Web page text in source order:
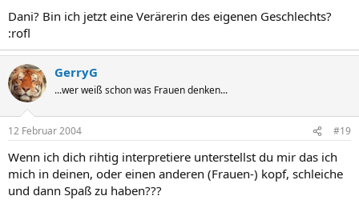
Dani? Bin ich jetzt eine Verärerin des eigenen Geschlechts?
:rofl
GerryG
...wer weiß schon was Frauen denken...
12 Februar 2004 #19
Wenn ich dich rihtig interpretiere unterstellst du mir das ich
mich in deinen, oder einen anderen (Frauen-) kopf, schleiche
und dann Spaß zu haben???